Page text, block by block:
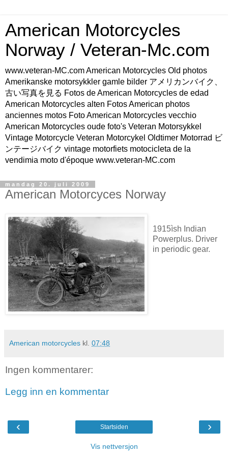
American Motorcycles
Norway / Veteran-Mc.com
www.veteran-MC.com American Motorcycles Old photos
Amerikanske motorsykkler gamle bilder アメリカンバイク、
古い写真を見る Fotos de American Motorcycles de edad
American Motorcycles alten Fotos American photos
anciennes motos Foto American Motorcycles vecchio
American Motorcycles oude foto's Veteran Motorsykkel
Vintage Motorcycle Veteran Motorcykel Oldtimer Motorrad ビ
ンテージバイク vintage motorfiets motocicleta de la
vendimia moto d'époque www.veteran-MC.com
mandag 20. juli 2009
American Motorcyces Norway
1915ìsh Indian
Powerplus. Driver
in periodic gear.
American motorcycles kl. 07:48
Ingen kommentarer:
Legg inn en kommentar
‹ ›
Startsiden
Vis nettversjon